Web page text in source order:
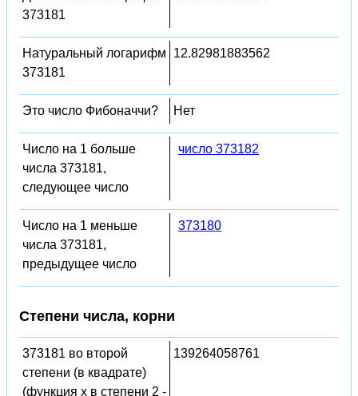
373181
Натуральный логарифм
373181
12.82981883562
Это число Фибоначчи? Нет
Число на 1 больше
числа 373181,
следующее число
число 373182
Число на 1 меньше
числа 373181,
предыдущее число
373180
Степени числа, корни
373181 во второй
степени (в квадрате)
(функция x в степени 2 -
139264058761